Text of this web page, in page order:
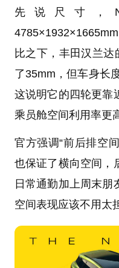
先说尺寸，
比之下，丰田汉兰
了35mm，但车身长
这说明它的四轮更靠
乘员舱空间利用率更
官方强调“前后排空
也保证了横向空间，
日常通勤加上周末朋
空间表现应该不用太